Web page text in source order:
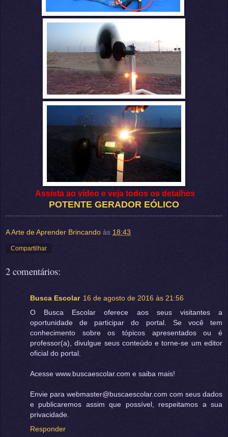
Assista ao vídeo e veja todos os detalhes
POTENTE GERADOR EÓLICO
A Arte de Aprender Brincando às 18:43
Compartilhar
2 comentários:
Busca Escolar 16 de agosto de 2016 às 21:56
O Busca Escolar oferece aos seus visitantes a
oportunidade de participar do portal. Se você tem
conhecimento sobre os tópicos apresentados ou é
professor(a), divulgue seus conteúdo e torne-se um editor
oficial do portal.
Acesse www.buscaescolar.com e saiba mais!
Envie para webmaster@buscaescolar.com com seus dados
e publicaremos assim que possível, respeitamos a sua
privacidade.
Responder